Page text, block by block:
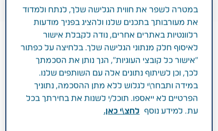
1 דקות
אוקטובר 23, 2018
CAREGIVERS סיעוד
במטרה לשפר את חווית הגלישה שלך, לנתח ולמדוד
את מעורבותך בתכנים שלנו ולהציג בפניך מודעות
רלוונטיות באתרים אחרים, נודה לקבלת אישור
לאיסוף חלק מנתוני הגלישה שלך. בלחיצה על כפתור
"אישור כל קובצי העוגיות", הנך נותן את הסכמתך
לכך, וכן לשיתוף נתונים אלה עם השותפים שלנו.
במידה ותבחר\י לגלוש ללא מתן ההסכמה, נתוניך
הפרטיים לא ייאספו. תוכל/י לשנות את בחירתך בכל
עת. למידע נוסף
לחצ\י כאן.